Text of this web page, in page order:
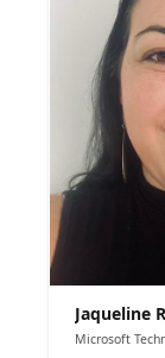
Jaqueline
Microsoft